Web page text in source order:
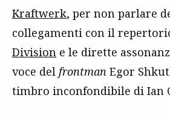
Kraftwerk, per non parlare
collegamenti con il
Division e le dirette
voce del frontman Egor
timbro inconfondibile di Ian